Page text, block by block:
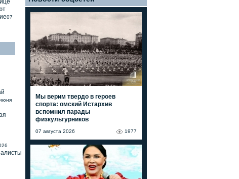
07
Мы верим твердо в героев
спорта: омский Истархив
вспомнил парады
физкультурников
1977
07 августа 2026